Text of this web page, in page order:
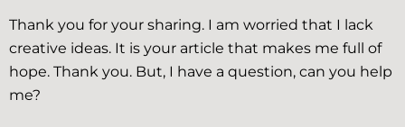
Thank you for your sharing. I am worried that I lack
creative ideas. It is your article that makes me full of
hope. Thank you. But, I have a question, can you help
me?